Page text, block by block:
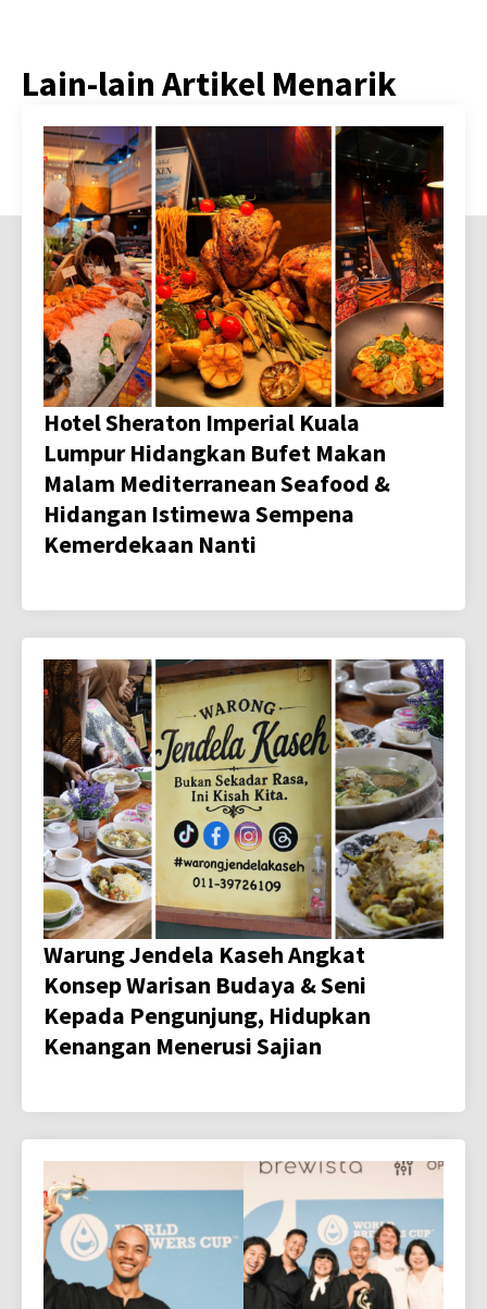
Lain-lain Artikel Menarik
Hotel Sheraton Imperial Kuala
Lumpur Hidangkan Bufet Makan
Malam Mediterranean Seafood &
Hidangan Istimewa Sempena
Kemerdekaan Nanti
Warung Jendela Kaseh Angkat
Konsep Warisan Budaya & Seni
Kepada Pengunjung, Hidupkan
Kenangan Menerusi Sajian